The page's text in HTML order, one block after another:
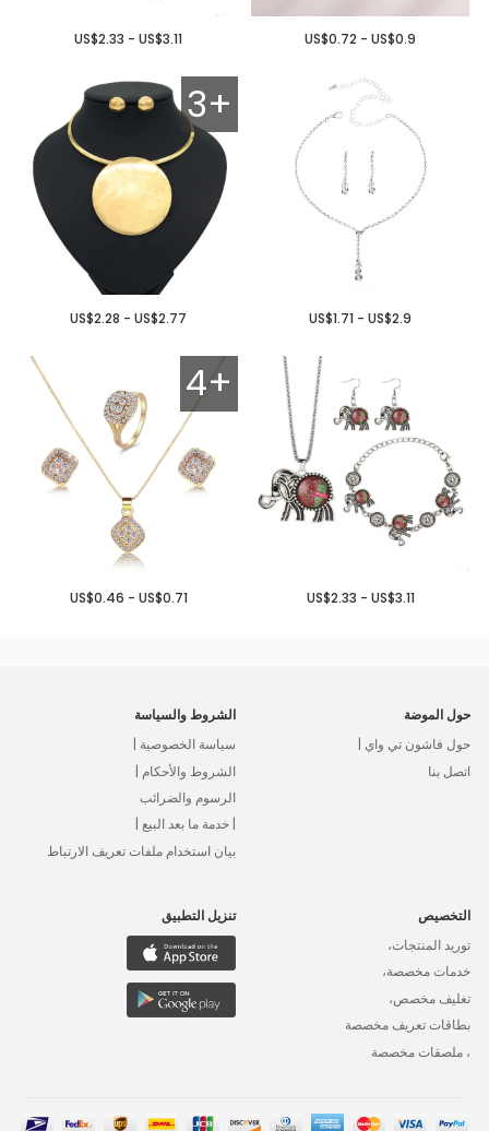
US$0.72 - US$0.9
US$2.33 - US$3.11
US$1.71 - US$2.9
3+
US$2.28 - US$2.77
US$2.33 - US$3.11
4+
US$0.46 - US$0.71
حول الموضة
حول فاشون تي واي |
اتصل بنا
الشروط والسياسة
سياسة الخصوصية |
الشروط والأحكام |
الرسوم والضرائب
| خدمة ما بعد البيع |
بيان استخدام ملفات تعريف الارتباط
التخصيص
توريد المنتجات،
خدمات مخصصة،
تغليف مخصص،
بطاقات تعريف مخصصة
، ملصقات مخصصة
تنزيل التطبيق